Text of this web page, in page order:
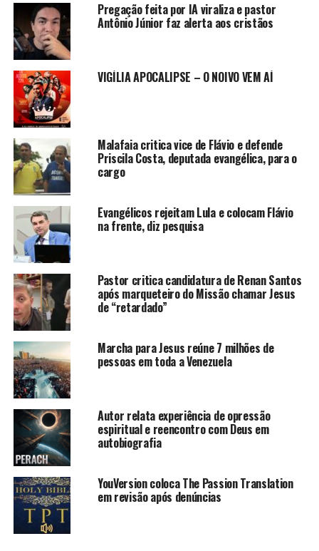
Pregação feita por IA viraliza e pastor
Antônio Júnior faz alerta aos cristãos
VIGÍLIA APOCALIPSE – O NOIVO VEM AÍ
Malafaia critica vice de Flávio e defende
Priscila Costa, deputada evangélica, para o
cargo
Evangélicos rejeitam Lula e colocam Flávio
na frente, diz pesquisa
Pastor critica candidatura de Renan Santos
após marqueteiro do Missão chamar Jesus
de “retardado”
Marcha para Jesus reúne 7 milhões de
pessoas em toda a Venezuela
Autor relata experiência de opressão
espiritual e reencontro com Deus em
autobiografia
YouVersion coloca The Passion Translation
em revisão após denúncias